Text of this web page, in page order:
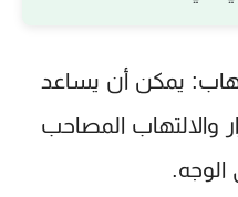
يمكن أن يساعد
والالتهاب المصاحب
الوجه.